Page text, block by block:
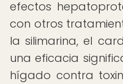
efectos
con otros
la silimarina, el
una eficacia
hígado contra